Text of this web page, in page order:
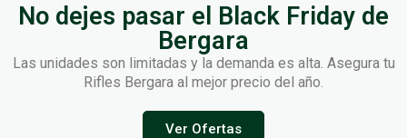
No dejes pasar el Black Friday de
Bergara
Las unidades son limitadas y la demanda es alta. Asegura tu
Rifles Bergara al mejor precio del año.
Ver Ofertas